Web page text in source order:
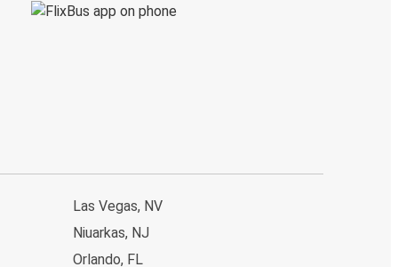
Las Vegas, NV
Niuarkas, NJ
Orlando, FL